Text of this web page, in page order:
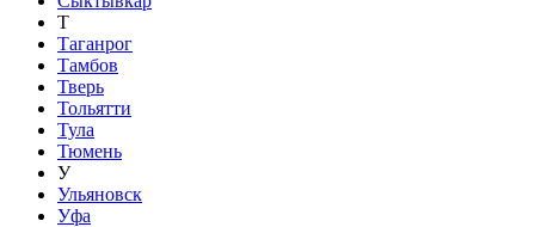
Т
Таганрог
Тамбов
Тверь
Тольятти
Тула
Тюмень
У
Ульяновск
Уфа